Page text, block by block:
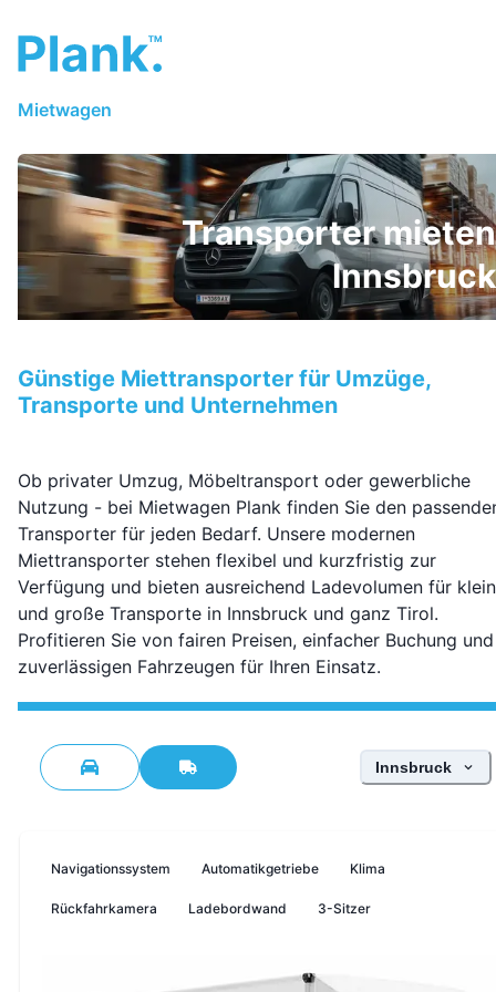
Mietwagen
Transporter mieten
Innsbruck
Günstige Miettransporter für Umzüge,
Transporte und Unternehmen
Ob privater Umzug, Möbeltransport oder gewerbliche
Nutzung - bei Mietwagen Plank finden Sie den
Transporter für jeden Bedarf. Unsere modernen
Miettransporter stehen flexibel und kurzfristig zur
Verfügung und bieten ausreichend Ladevolumen für
und große Transporte in Innsbruck und ganz Tirol.
Profitieren Sie von fairen Preisen, einfacher Buchung und
zuverlässigen Fahrzeugen für Ihren Einsatz.
Standort wählen
Innsbruck
Navigationssystem Automatikgetriebe Klima
Rückfahrkamera Ladebordwand 3-Sitzer